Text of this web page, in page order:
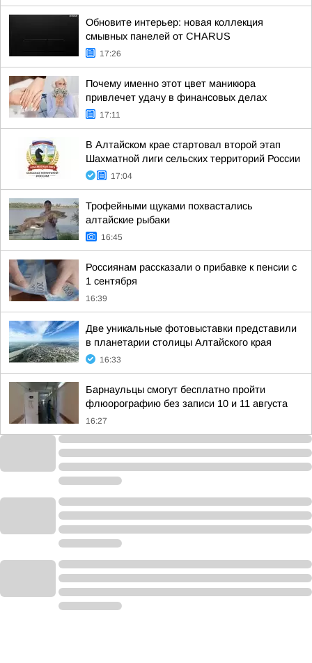
Обновите интерьер: новая коллекция
смывных панелей от CHARUS
17:26
Почему именно этот цвет маникюра
привлечет удачу в финансовых делах
17:11
В Алтайском крае стартовал второй этап
Шахматной лиги сельских территорий России
17:04
Трофейными щуками похвастались
алтайские рыбаки
16:45
Россиянам рассказали о прибавке к пенсии с
1 сентября
16:39
Две уникальные фотовыставки представили
в планетарии столицы Алтайского края
16:33
Барнаульцы смогут бесплатно пройти
флюорографию без записи 10 и 11 августа
16:27